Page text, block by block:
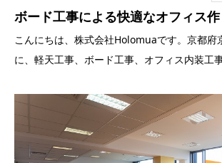
ボード工事による快適なオフィス作
こんにちは、株式会社Holomuaです。京都府
に、軽天工事、ボード工事、オフィス内装工